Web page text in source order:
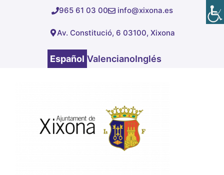
965 61 03 00 info@xixona.es
Av. Constitució, 6 03100, Xixona
Español ValencianoInglés